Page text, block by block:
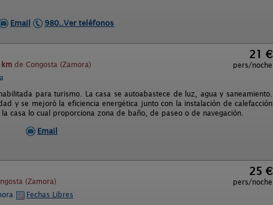
Email 980..Ver teléfonos
de Congosta (Zamora)
21 €
pers/noche
para turismo. La casa se autoabastece de luz, agua y saneamiento.
y se mejoró la eficiencia energética junto con la instalación de calefacción
casa lo cual proporciona zona de baño, de paseo o de navegación.
Email
(Zamora)
25 €
pers/noche
Fechas Libres